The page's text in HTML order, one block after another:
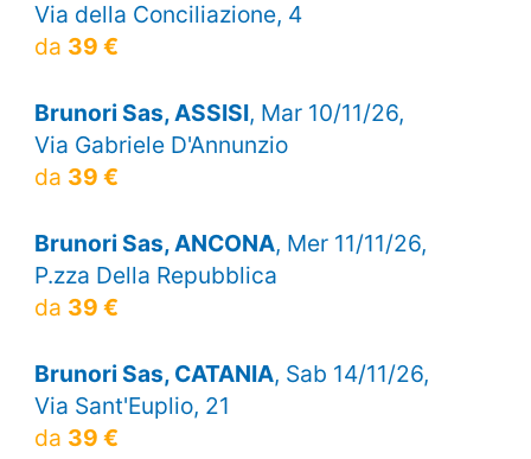
Via della Conciliazione, 4
da 39 €
Brunori Sas, ASSISI, Mar 10/11/26,
Via Gabriele D'Annunzio
da 39 €
Brunori Sas, ANCONA, Mer 11/11/26,
P.zza Della Repubblica
da 39 €
Brunori Sas, CATANIA, Sab 14/11/26,
Via Sant'Euplio, 21
da 39 €